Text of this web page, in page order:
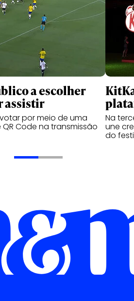
a escolher
assistir
por meio de uma
Code na transmissão
Na
une
do